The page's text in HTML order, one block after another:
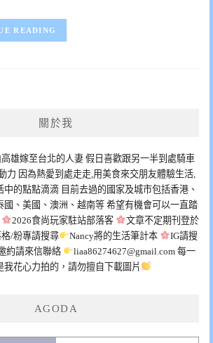
READING
關於我
雄嫁至台北的人妻 假日喜歡跟另一半到處騎車
力 因為熱愛到處走走,用美食來交朋友體驗生活,
的點點滴滴 目前去過的國家及城市包括香港、
國、美國、澳洲、越南等 希望有機會可以一直踏
2026食尚玩家駐站部落客
文章不定期刊登於
格/粉專請搜尋
Nancy將的生活筆計本
IG請搜
約請來信聯絡 liaa86274627@gmail.com每一
花心力拍的，請勿擅自下載圖片
AGODA